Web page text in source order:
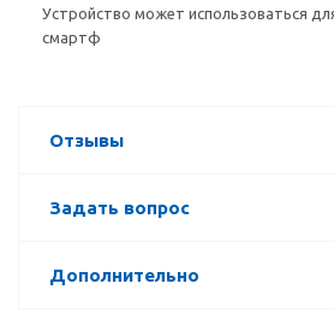
Устройство может использоваться
смартф
Отзывы
Задать вопрос
Дополнительно